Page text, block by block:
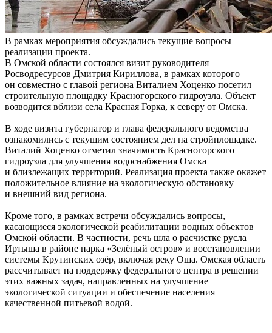
В рамках мероприятия обсуждались текущие вопросы
реализации проекта.
В Омской области состоялся визит руководителя
Росводресурсов Дмитрия Кириллова, в рамках которого
он совместно с главой региона Виталием Хоценко посетил
строительную площадку Красногорского гидроузла. Объект
возводится вблизи села Красная Горка, к северу от Омска.
В ходе визита губернатор и глава федерального ведомства
ознакомились с текущим состоянием дел на стройплощадке.
Виталий Хоценко отметил значимость Красногорского
гидроузла для улучшения водоснабжения Омска
и близлежащих территорий. Реализация проекта также окажет
положительное влияние на экологическую обстановку
и внешний вид региона.
Кроме того, в рамках встречи обсуждались вопросы,
касающиеся экологической реабилитации водных объектов
Омской области. В частности, речь шла о расчистке русла
Иртыша в районе парка «Зелёный остров» и восстановлении
системы Крутинских озёр, включая реку Оша. Омская область
рассчитывает на поддержку федерального центра в решении
этих важных задач, направленных на улучшение
экологической ситуации и обеспечение населения
качественной питьевой водой.